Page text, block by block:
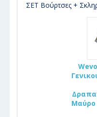
ΣΕΤ Βούρτσες +
Μαύρο